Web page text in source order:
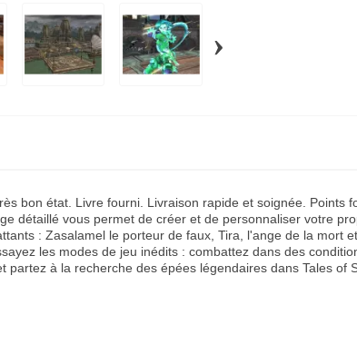
›
bon état. Livre fourni. Livraison rapide et soignée. Points
détaillé vous permet de créer et de personnaliser votre
: Zasalamel le porteur de faux, Tira, l'ange de la mort
les modes de jeu inédits : combattez dans des
partez à la recherche des épées légendaires dans Tales of